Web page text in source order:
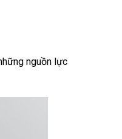
nguồn lực